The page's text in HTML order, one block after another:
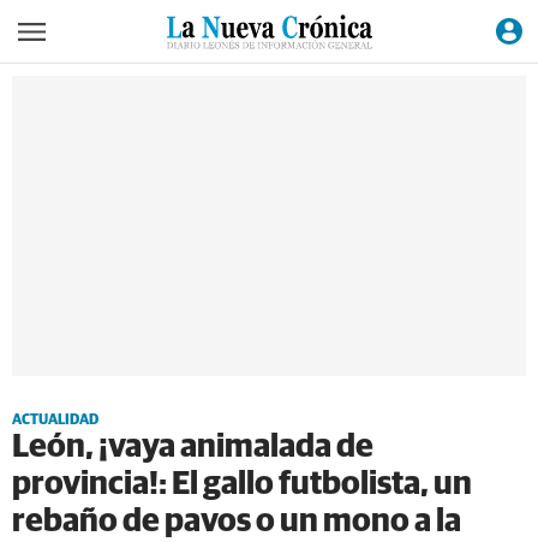
ACTUALIDAD
León, ¡vaya animalada de
provincia!: El gallo futbolista, un
rebaño de pavos o un mono a la